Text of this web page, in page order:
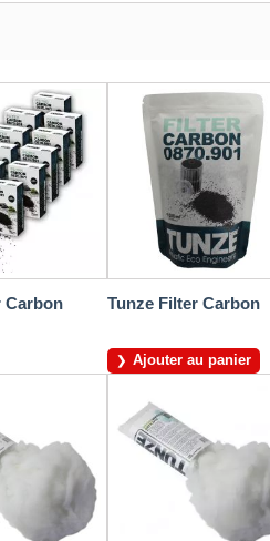
Carbon Tunze Filter Carbon
Ajouter au panier